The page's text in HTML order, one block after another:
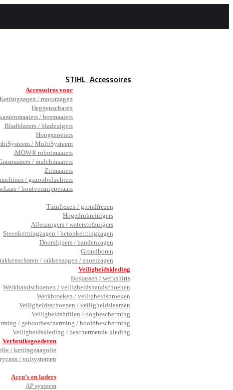
STIHL Accessoires
Accessoires voor
Kettingzagen / motorzagen
Heggenscharen
/ bosmaaiers
Bladblazers / bladzuigers
Hoogsnoeiers
/ MultiSysteem
¡MOW® robotmaaiers
/ mulchmaaiers
Zitmaaiers
/ gazonbeluchters
/ houtversnipperaars
Tuinfrezen / grondfrezen
Hogedrukreinigers
Alleszuigers / waterstofzuigers
Steenketttingzagen / betonketttingzagen
Doorslijpers / bandenzagen
Grondboren
/ takkenzagen / snoeizagen
Veiligheidskleding
Bosjassen / werkshirts
Werkhandschoenen / veiligheidshandschoenen
Werkbroeken / veiligheidsbroeken
Veiligheidsschoenen / veiligheidslaarzen
Veiligheidsbrillen / oogbescherming
/ gehoorbescherming / hoofdbescherming
Veiligheidskleding / beschermende kleding
Verbruiksgoederen
/ kettingzaagolie
/ vulsystemen
Accu’s en laders
AP systeem